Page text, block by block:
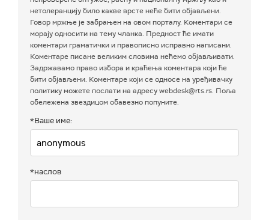
нетолеранцију било какве врсте неће бити објављени.
Говор мржње је забрањен на овом порталу. Коментари се
морају односити на тему чланка. Предност ће имати
коментари граматички и правописно исправно написани.
Коментаре писане великим словима нећемо објављивати.
Задржавамо право избора и краћења коментара који ће
бити објављени. Коментаре који се односе на уређивачку
политику можете послати на адресу webdesk@rts.rs. Поља
обележена звездицом обавезно попуните.
*Ваше име:
*наслов